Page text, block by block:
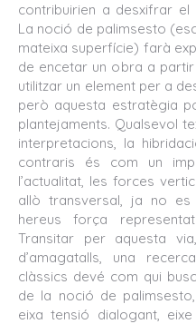
contribuirien a desxifrar el
La noció de palimsesto
mateixa superfície) farà
de encetar un obra a partir
utilitzar un element per a
però aquesta estratègia
plantejaments. Qualsevol
interpretacions, la
contraris és com un
l’actualitat, les forces
allò transversal, ja no
hereus força
Transitar per aquesta
d’amagatalls, una
clàssics devé com qui
de la noció de
eixa tensió dialogant,